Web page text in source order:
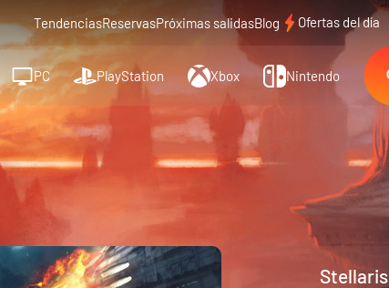
TendenciasReservasPróximas salidasBlog Ofertas del día
PC PlayStation Xbox Nintendo